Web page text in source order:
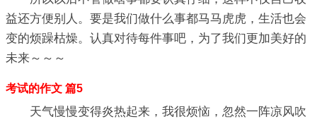
益还方便别人。要是我们做什么事都马马虎虎，生活也会
变的烦躁枯燥。认真对待每件事吧，为了我们更加美好的
未来～～～
考试的作文 篇5
天气慢慢变得炎热起来，我很烦恼，忽然一阵凉风吹